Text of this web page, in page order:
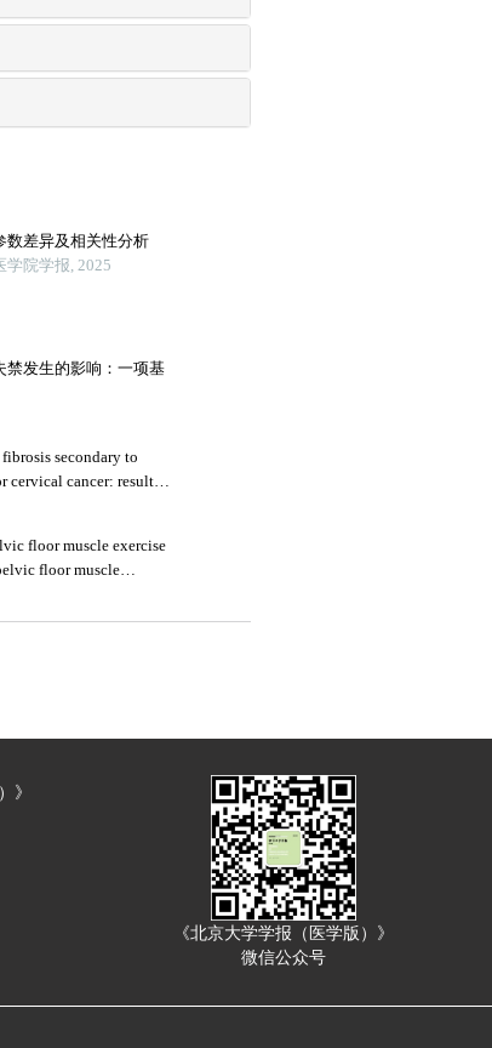
数差异及相关性分析
学院学报, 2025
禁发生的影响：一项基
secondary to
cervical cancer: results
floor muscle exercise
floor muscle
a retrospective study
》
《北京大学学报（医学版）》
微信公众号